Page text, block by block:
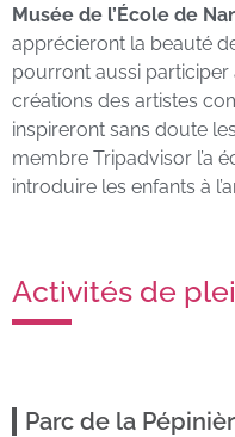
Musée de l’École de
apprécieront la beauté
pourront aussi participer
créations des artistes
inspireront sans doute
membre Tripadvisor l’a
introduire les enfants à
Activités de
Parc de la